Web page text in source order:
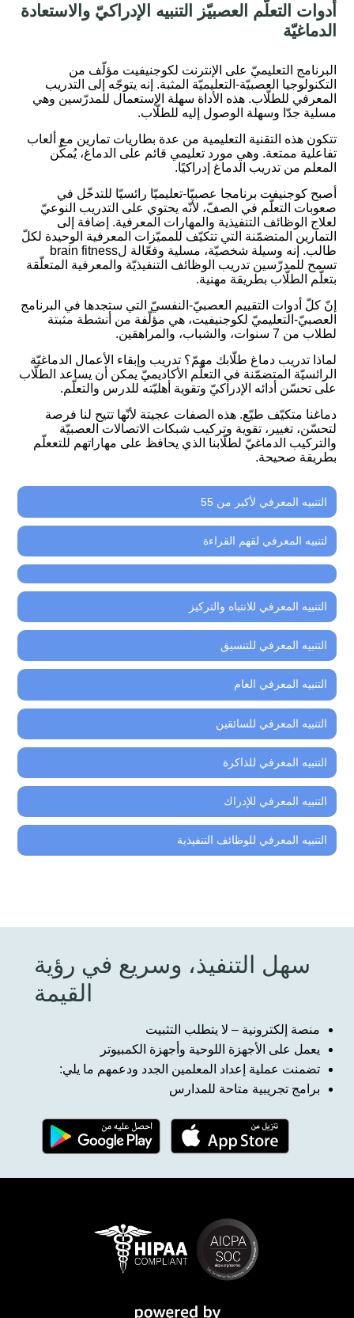
أدوات التعلّم العصبيّز التنبيه الإدراكيّ والاستعادة
الدماغيّة
البرنامج التعليميّ على الإنترنت لكوجنيفيت مؤلّف من
التكنولوجيا العصبيّة-التعليميّة المثبة. إنه يتوجّه إلى التدريب
المعرفي للطلّاب. هذه الأداة سهلة الإستعمال للمدرّسين وهي
مسلية جدّا وسهلة الوصول إليه للطلّاب.
تتكون هذه التقنية التعليمية من عدة بطاريات تمارين مع ألعاب
تفاعلية ممتعة. وهي مورد تعليمي قائم على الدماغ، يُمكّن
المعلم من تدريب الدماغ إدراكيًا.
أصبح كوجنيفت برنامجا عصبيّا-تعليميّا رائسيّا للتدخّل في
صعوبات التعلّم في الصفّ، لأنّه يحتوي على التدريب النوعيّ
لعلاج الوظائف التنفيذية والمهارات المعرفية. إضافة إلى
التمارين المتضمّنة التي تتكيّف للمميّزات المعرفية الوحيدة لكلّ
طالب. إنه وسيلة شخصيّة، مسلية وفعّالة لbrain fitness
تسمح للمدرّسين تدريب الوظائف التنفيذيّة والمعرفية المتعلّقة
بتعلّم الطلّاب بطريقة مهنية.
إنّ كلّ أدوات التقييم العصبيّ-النفسيّ التي ستجدها في البرنامج
العصبيّ-التعليميّ لكوجنيفيت، هي مؤلّفة من أنشطة مثبتة
لطلاب من 7 سنوات، والشباب، والمراهقين.
لماذا تدريب دماغ طلّابك مهمّ؟ تدريب وإبقاء الأعمال الدماغيّة
الرائسيّة المتضمّنة في التعلّم الأكاديميّ يمكن أن يساعد الطلّاب
على تحسّن أدائه الإدراكيّ وتقوية أهليّته للدرس والتعلّم.
دماغنا متكيّف طيّع. هذه الصفات عجيتة لأنّها تتيح لنا فرصة
لتحسّن، تغيير، تقوية وتركيب شبكات الاتصالات العصبيّة
والتركيب الدماغيّ لطلّابنا الذي يحافظ على مهاراتهم للتععلّم
بطريقة صحيحة.
التنبيه المعرفي لأكبر من 55
لتنبيه المعرفي لقهم القراءة
التنبيه المعرفي للانتباه والتركيز
التنبيه المعرفي للتنسيق
التنبيه المعرفي العام
التنبيه المعرفي للسائقين
التنبيه المعرفي للذاكرة
التنبيه المعرفي للإدراك
التنبيه المعرفي للوظائف التنفيذية
سهل التنفيذ، وسريع في رؤية
القيمة
منصة إلكترونية – لا يتطلب التثبيت
يعمل على الأجهزة اللوحية وأجهزة الكمبيوتر
تضمنت عملية إعداد المعلمين الجدد ودعمهم ما يلي:
برامج تجريبية متاحة للمدارس